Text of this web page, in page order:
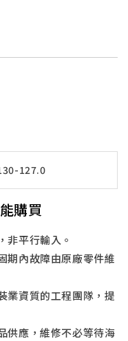
127.0
購買
非平行輸入。
期內故障由原廠零件維
業資質的工程團隊，提
供應，維修不必等待海